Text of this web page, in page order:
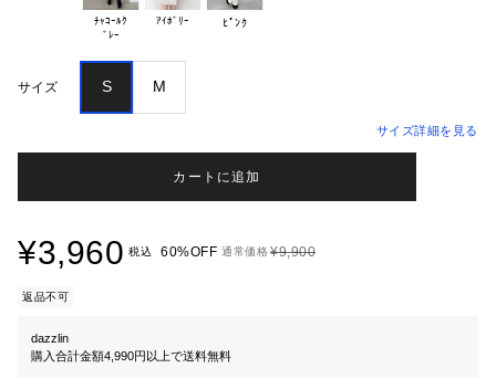
ﾁｬｺｰﾙｸ
ｱｲﾎﾞﾘｰ ﾋﾟﾝｸ
サイズ S M
サイズ詳細を見る
カートに追加
¥3,960 税込 60%OFF 通常価格¥9,900
返品不可
dazzlin
購入合計金額4,990円以上で送料無料